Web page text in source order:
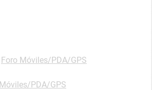
Foro Móviles/PDA/GPS
PDA/GPS